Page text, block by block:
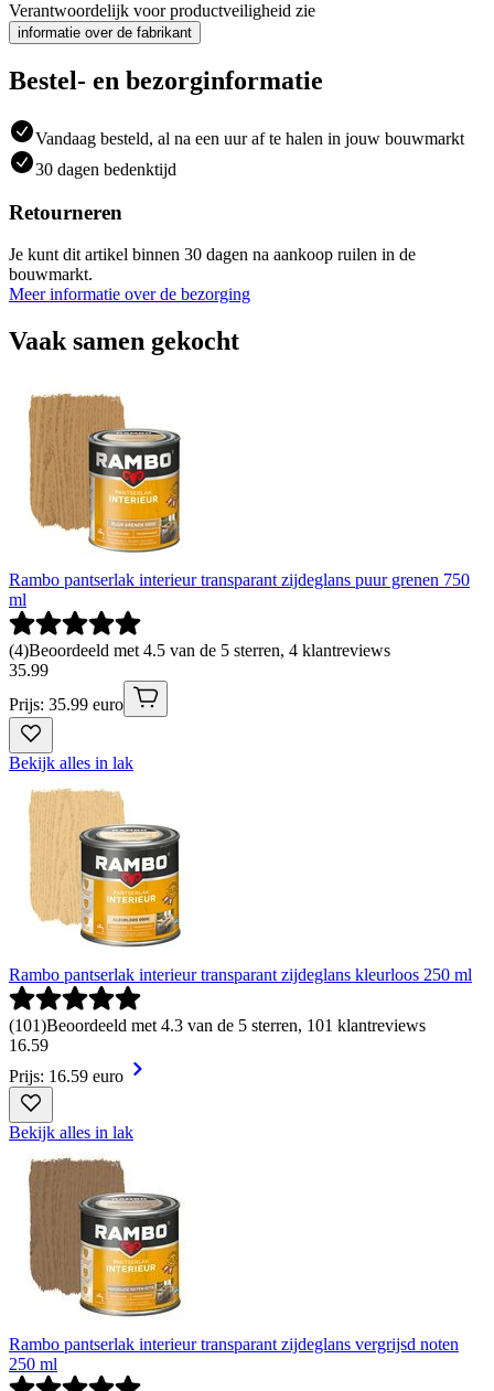
Verantwoordelijk voor productveiligheid zie
informatie over de fabrikant
Bestel- en bezorginformatie
Vandaag besteld, al na een uur af te halen in jouw bouwmarkt
30 dagen bedenktijd
Retourneren
Je kunt dit artikel binnen 30 dagen na aankoop ruilen in de
bouwmarkt.
Meer informatie over de bezorging
Vaak samen gekocht
Rambo pantserlak interieur transparant zijdeglans puur grenen 750
ml
(4)Beoordeeld met 4.5 van de 5 sterren, 4 klantreviews
35.99
Prijs: 35.99 euro
Bekijk alles in lak
Rambo pantserlak interieur transparant zijdeglans kleurloos 250 ml
(101)Beoordeeld met 4.3 van de 5 sterren, 101 klantreviews
16.59
Prijs: 16.59 euro
Bekijk alles in lak
Rambo pantserlak interieur transparant zijdeglans vergrijsd noten
250 ml